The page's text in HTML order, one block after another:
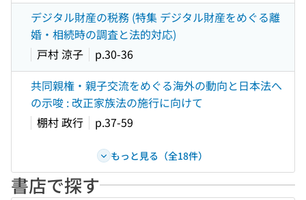
デジタル財産の税務 (特集 デジタル財産をめぐる離
婚・相続時の調査と法的対応)
戸村 涼子
p.30-36
共同親権・親子交流をめぐる海外の動向と日本法へ
の示唆 : 改正家族法の施行に向けて
棚村 政行
p.37-59
もっと見る（全18件）
書店で探す